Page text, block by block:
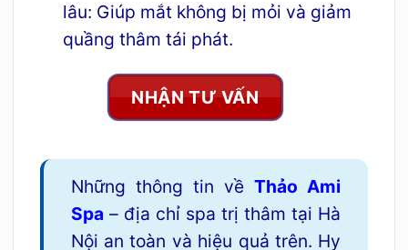
lâu: Giúp mắt không bị mỏi và giảm
quầng thâm tái phát.
NHẬN TƯ VẤN
Những thông tin vềThảo Ami
Spa – địa chỉ spa trị thâm tại Hà
Nội an toàn và hiệu quả trên. Hy